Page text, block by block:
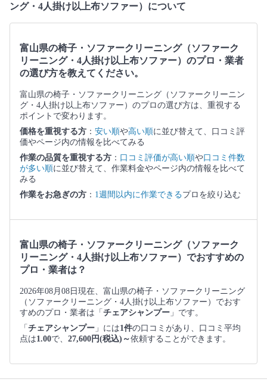
ング・4人掛け以上布ソファー）について
富山県の椅子・ソファークリーニング（ソファーク
リーニング・4人掛け以上布ソファー）のプロ・業者
の選び方を教えてください。
富山県の椅子・ソファークリーニング（ソファークリーニン
グ・4人掛け以上布ソファー）のプロの選び方は、重視する
ポイントで変わります。
価格を重視する方 ： 安い順や高い順に並び替えて、口コミ評
価やページ内の情報を比べてみる
作業の品質を重視する方 ： 口コミ評価が高い順や口コミ件数
が多い順に並び替えて、作業料金やページ内の情報を比べて
みる
作業をお急ぎの方 ： 1週間以内に作業できるプロを絞り込む
富山県の椅子・ソファークリーニング（ソファーク
リーニング・4人掛け以上布ソファー）でおすすめの
プロ・業者は？
2026年08月08日現在、富山県の椅子・ソファークリーニング
（ソファークリーニング・4人掛け以上布ソファー）でおす
すめのプロ・業者は「 チェアシャンプー 」です。
「 チェアシャンプー 」には1件の口コミがあり、口コミ平均
点は1.00で、 27,600円(税込)～依頼することができます。